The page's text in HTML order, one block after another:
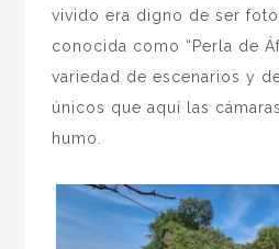
vivido era digno de ser
conocida como “Perla de
variedad de escenarios y
únicos que aquí las
humo.